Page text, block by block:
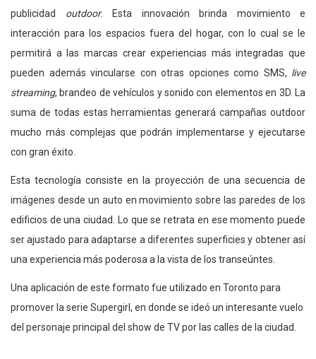
publicidad outdoor. Esta innovación brinda movimiento e
interacción para los espacios fuera del hogar, con lo cual se le
permitirá a las marcas crear experiencias más integradas que
pueden además vincularse con otras opciones como SMS, live
streaming, brandeo de vehículos y sonido con elementos en 3D. La
suma de todas estas herramientas generará campañas outdoor
mucho más complejas que podrán implementarse y ejecutarse
con gran éxito.
Esta tecnología consiste en la proyección de una secuencia de
imágenes desde un auto en movimiento sobre las paredes de los
edificios de una ciudad. Lo que se retrata en ese momento puede
ser ajustado para adaptarse a diferentes superficies y obtener así
una experiencia más poderosa a la vista de los transeúntes.
Una aplicación de este formato fue utilizado en Toronto para
promover la serie Supergirl, en donde se ideó un interesante vuelo
del personaje principal del show de TV por las calles de la ciudad.